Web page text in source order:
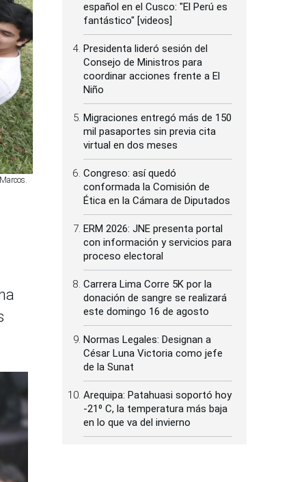
español en el Cusco: "El Perú es
fantástico" [videos]
Presidenta lideró sesión del
Consejo de Ministros para
coordinar acciones frente a El
Niño
Migraciones entregó más de 150
mil pasaportes sin previa cita
virtual en dos meses
Congreso: así quedó
conformada la Comisión de
Ética en la Cámara de Diputados
ERM 2026: JNE presenta portal
con información y servicios para
proceso electoral
Carrera Lima Corre 5K por la
donación de sangre se realizará
este domingo 16 de agosto
Normas Legales: Designan a
César Luna Victoria como jefe
de la Sunat
Arequipa: Patahuasi soportó hoy
-21⁰ C, la temperatura más baja
en lo que va del invierno